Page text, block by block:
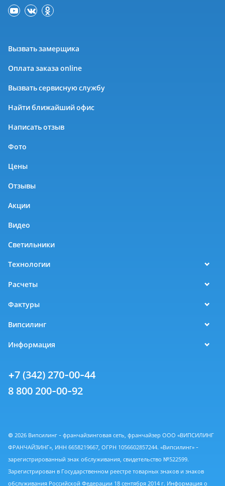
Вызвать замерщика
Оплата заказа online
Вызвать сервисную службу
Найти ближайший офис
Написать отзыв
Фото
Цены
Отзывы
Акции
Видео
Светильники
Технологии
Расчеты
Фактуры
Випсилинг
Информация
+7 (342) 270-00-44
8 800 200-00-92
© 2026 Випсилинг - франчайзинговая сеть, франчайзер ООО «ВИПСИЛИНГ
ФРАНЧАЙЗИНГ», ИНН 6658219667, ОГРН 1056602857244. «Випсилинг» -
зарегистрированный знак обслуживания, свидетельство №522599.
Зарегистрирован в Государственном реестре товарных знаков и знаков
обслуживания Российской Федерации 18 сентября 2014 г. Информация о